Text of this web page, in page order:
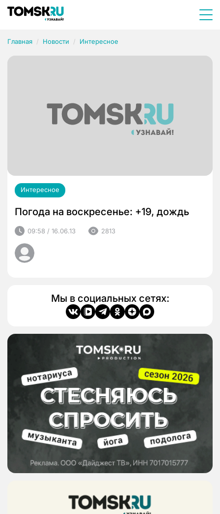
Главная Новости Интересное
Интересное
Погода на воскресенье: +19, дождь
09:58 / 16.06.13 2813
Мы в социальных сетях: